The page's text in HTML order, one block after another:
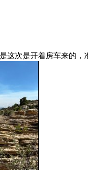
这次是开着房车来的，